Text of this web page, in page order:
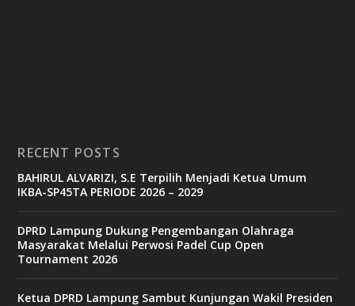
RECENT POSTS
BAHIRUL ALVARIZI, S.E Terpilih Menjadi Ketua Umum
IKBA-SP45TA PERIODE 2026 – 2029
DPRD Lampung Dukung Pengembangan Olahraga
Masyarakat Melalui Perwosi Padel Cup Open
Tournament 2026
Ketua DPRD Lampung Sambut Kunjungan Wakil Presiden